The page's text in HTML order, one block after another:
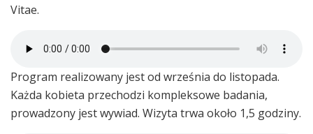
Vitae.
Program realizowany jest od września do listopada.
Każda kobieta przechodzi kompleksowe badania,
prowadzony jest wywiad. Wizyta trwa około 1,5 godziny.